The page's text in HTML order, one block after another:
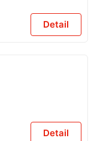
Detail
Detail